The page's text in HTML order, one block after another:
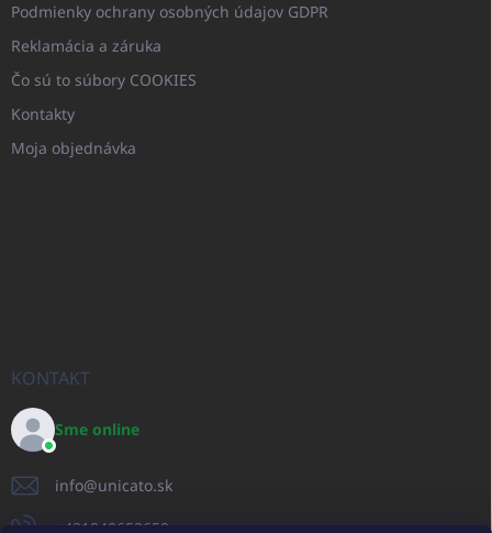
Podmienky ochrany osobných údajov GDPR
Reklamácia a záruka
Čo sú to súbory COOKIES
Kontakty
Moja objednávka
KONTAKT
Sme online
info@unicato.sk
+421940652650